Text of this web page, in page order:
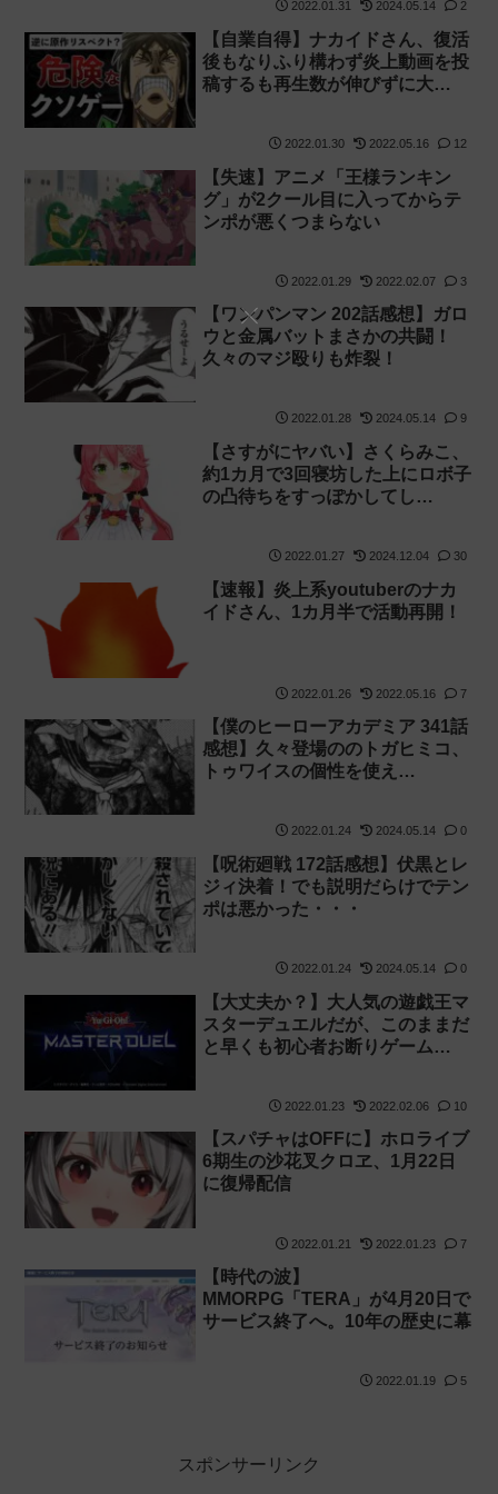
2022.01.31 2024.05.14 2
【自業自得】ナカイドさん、復活
後もなりふり構わず炎上動画を投
稿するも再生数が伸びずに大…
2022.01.30 2022.05.16 12
【失速】アニメ「王様ランキン
グ」が2クール目に入ってからテ
ンポが悪くつまらない
2022.01.29 2022.02.07 3
【ワンパンマン 202話感想】ガロ
ウと金属バットまさかの共闘！
久々のマジ殴りも炸裂！
2022.01.28 2024.05.14 9
【さすがにヤバい】さくらみこ、
約1カ月で3回寝坊した上にロボ子
の凸待ちをすっぽかしてし…
2022.01.27 2024.12.04 30
【速報】炎上系youtuberのナカ
イドさん、1カ月半で活動再開！
2022.01.26 2022.05.16 7
【僕のヒーローアカデミア 341話
感想】久々登場ののトガヒミコ、
トゥワイスの個性を使え…
2022.01.24 2024.05.14 0
【呪術廻戦 172話感想】伏黒とレ
ジィ決着！でも説明だらけでテン
ポは悪かった・・・
2022.01.24 2024.05.14 0
【大丈夫か？】大人気の遊戯王マ
スターデュエルだが、このままだ
と早くも初心者お断りゲーム…
2022.01.23 2022.02.06 10
【スパチャはOFFに】ホロライブ
6期生の沙花叉クロヱ、1月22日
に復帰配信
2022.01.21 2022.01.23 7
【時代の波】
MMORPG「TERA」が4月20日で
サービス終了へ。10年の歴史に幕
2022.01.19 5
スポンサーリンク